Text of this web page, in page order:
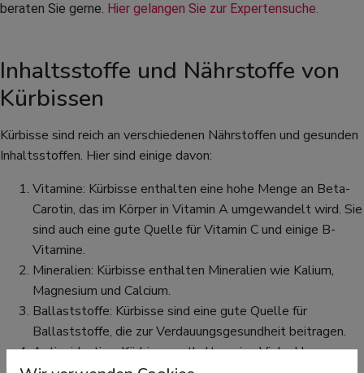
beraten Sie gerne. Hier gelangen Sie zur Expertensuche.
Inhaltsstoffe und Nährstoffe von
Kürbissen
Kürbisse sind reich an verschiedenen Nährstoffen und gesunden
Inhaltsstoffen. Hier sind einige davon:
Vitamine: Kürbisse enthalten eine hohe Menge an Beta-
Carotin, das im Körper in Vitamin A umgewandelt wird. Sie
sind auch eine gute Quelle für Vitamin C und einige B-
Vitamine.
Mineralien: Kürbisse enthalten Mineralien wie Kalium,
Magnesium und Calcium.
Ballaststoffe: Kürbisse sind eine gute Quelle für
Ballaststoffe, die zur Verdauungsgesundheit beitragen.
Antioxidantien: Kürbisse enthalten eine Vielzahl von